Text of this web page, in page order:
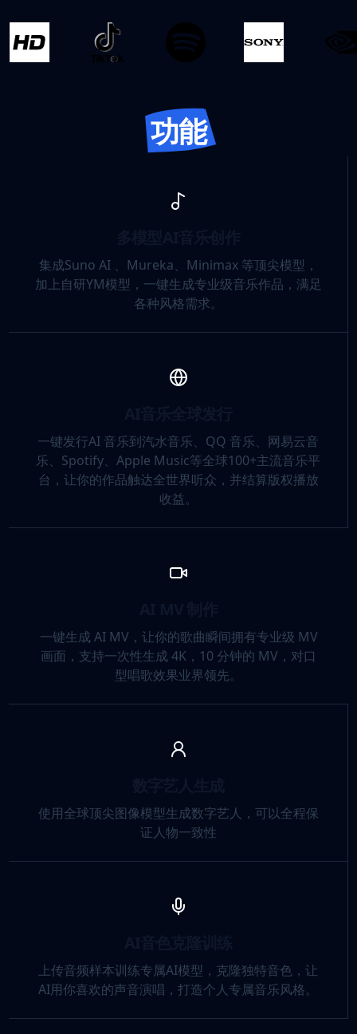
功能
集成Suno AI 、Mureka、Minimax 等顶尖模型，
加上自研YM模型，一键生成专业级音乐作品，满足
各种风格需求。
一键发行AI 音乐到汽水音乐、QQ 音乐、网易云音
乐、Spotify、Apple Music等全球100+主流音乐平
台，让你的作品触达全世界听众，并结算版权播放
收益。
一键生成 AI MV，让你的歌曲瞬间拥有专业级 MV
画面，支持一次性生成 4K，10 分钟的 MV，对口
型唱歌效果业界领先。
使用全球顶尖图像模型生成数字艺人，可以全程保
证人物一致性
上传音频样本训练专属AI模型，克隆独特音色，让
AI用你喜欢的声音演唱，打造个人专属音乐风格。